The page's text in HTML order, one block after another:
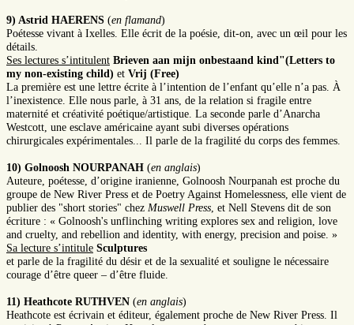
9) Astrid HAERENS (en flamand)
Poétesse vivant à Ixelles. Elle écrit de la poésie, dit-on, avec un œil pour les
détails.
Ses lectures s’intitulent Brieven aan mijn onbestaand kind"(Letters to
my non-existing child) et Vrij (Free)
La première est une lettre écrite à l’intention de l’enfant qu’elle n’a pas. À
l’inexistence. Elle nous parle, à 31 ans, de la relation si fragile entre
maternité et créativité poétique/artistique. La seconde parle d’Anarcha
Westcott, une esclave américaine ayant subi diverses opérations
chirurgicales expérimentales... Il parle de la fragilité du corps des femmes.
10) Golnoosh NOURPANAH (en anglais)
Auteure, poétesse, d’origine iranienne, Golnoosh Nourpanah est proche du
groupe de New River Press et de Poetry Against Homelessness, elle vient de
publier des "short stories" chez Muswell Press , et Nell Stevens dit de son
écriture : « Golnoosh's unflinching writing explores sex and religion, love
and cruelty, and rebellion and identity, with energy, precision and poise. »
Sa lecture s’intitule Sculptures
et parle de la fragilité du désir et de la sexualité et souligne le nécessaire
courage d’être queer – d’être fluide.
11) Heathcote RUTHVEN (en anglais)
Heathcote est écrivain et éditeur, également proche de New River Press. Il